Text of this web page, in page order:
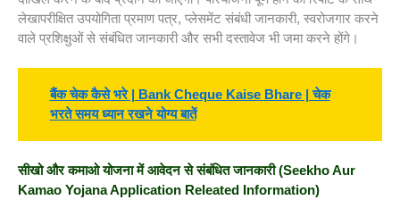
लेखापरीक्षित उपयोगिता प्रमाण पत्र, प्लेसमेंट संबंधी जानकारी, स्वरोजगार करने
वाले प्रशिक्षुओं से संबंधित जानकारी और सभी दस्तावेज भी जमा करने होंगे।
बैंक चेक कैसे भरे | Bank Cheque Kaise Bhare | चेक
भरते समय ध्यान रखने योग्य बातें
सीखो और कमाओ योजना में आवेदन से संबंधित जानकारी(Seekho Aur
Kamao Yojana Application Releated Information)